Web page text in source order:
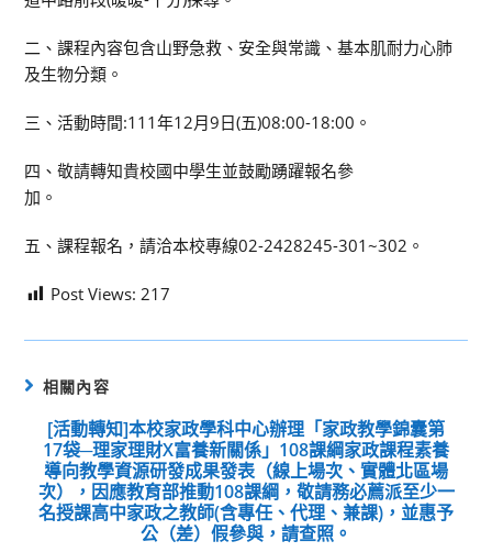
二、課程內容包含山野急救、安全與常識、基本肌耐力心肺
及生物分類。
三、活動時間:111年12月9日(五)08:00-18:00。
四、敬請轉知貴校國中學生並鼓勵踴躍報名參
加。
五、課程報名，請洽本校專線02-2428245-301~302。
Post Views: 217
相關內容
[活動轉知]本校家政學科中心辦理「家政教學錦囊第
17袋─理家理財X富養新關係」108課綱家政課程素養
導向教學資源研發成果發表（線上場次、實體北區場
次），因應教育部推動108課綱，敬請務必薦派至少一
名授課高中家政之教師(含專任、代理、兼課)，並惠予
公（差）假參與，請查照。